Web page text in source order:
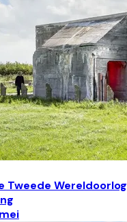
Tweede Wereldoorlog